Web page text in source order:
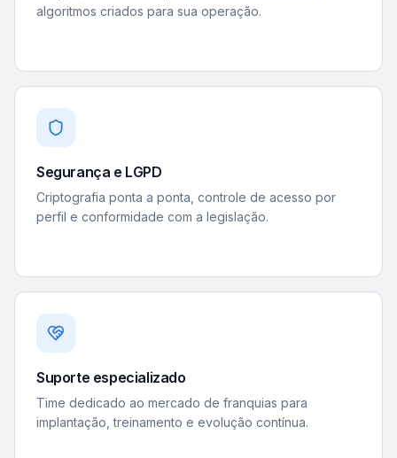
algoritmos criados para sua operação.
Segurança e LGPD
Criptografia ponta a ponta, controle de acesso por
perfil e conformidade com a legislação.
Suporte especializado
Time dedicado ao mercado de franquias para
implantação, treinamento e evolução contínua.